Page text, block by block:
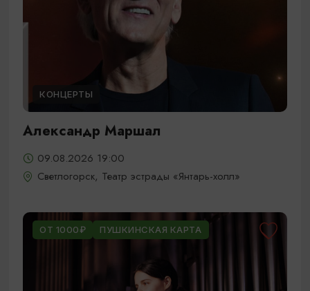
КОНЦЕРТЫ
Александр Маршал
09.08.2026 19:00
Светлогорск, Театр эстрады «Янтарь-холл»
ОТ 1000₽ ПУШКИНСКАЯ КАРТА